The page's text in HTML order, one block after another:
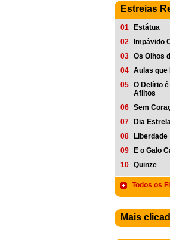
Estreias
01
Estátua
02
Impávido
03 Os Olhos
04 Aulas que
05 O Delírio
Aflitos
06 Sem
07
Dia
08
Liberdade
09
E o Galo
10 Quinze
Todos os
Mais